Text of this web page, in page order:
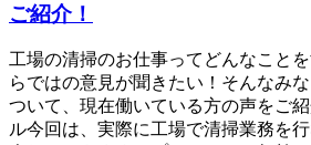
ご紹介！
工場の清掃のお仕事ってどんなこと
らではの意見が聞きたい！そんなみ
ついて、現在働いている方の声をご
ル今回は、実際に工場で清掃業務を